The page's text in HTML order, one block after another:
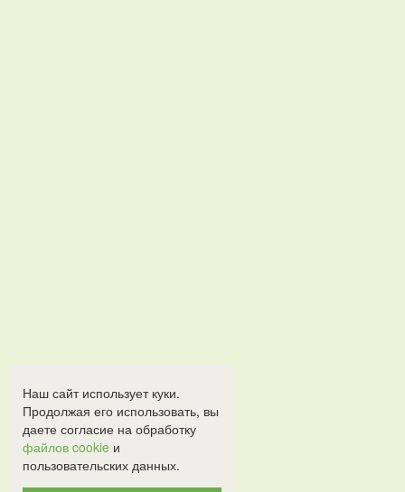
Наш сайт использует куки.
Продолжая его использовать, вы
даете согласие на обработку
файлов cookie и
пользовательских данных.